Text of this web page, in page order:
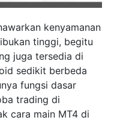
kenyamanan
tinggi, begitu
juga tersedia di
sedikit berbeda
fungsi dasar
trading di
cara main MT4 di